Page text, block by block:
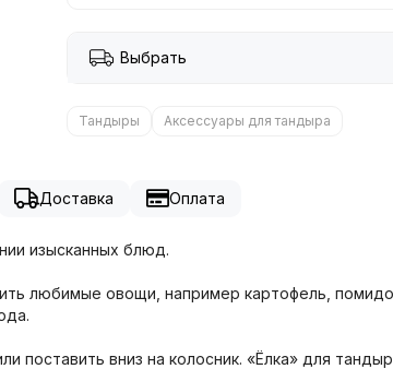
Выбрать
Тандыры Аксессуары для тандыра
Доставка Оплата
изысканных блюд.
любимые овощи, например картофель,
поставить вниз на колосник. «Ёлка» для